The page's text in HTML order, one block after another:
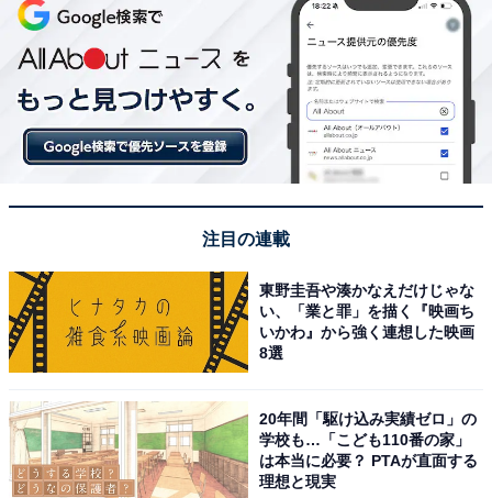
率2位「青森県」「東京都」を抑えた1位は？
1 2
注目の連載
東野圭吾や湊かなえだけじゃな
い、「業と罪」を描く『映画ち
いかわ』から強く連想した映画
8選
20年間「駆け込み実績ゼロ」の
学校も…「こども110番の家」
は本当に必要？ PTAが直面する
理想と現実